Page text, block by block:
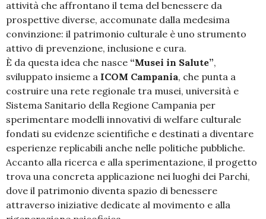
attività che affrontano il tema del benessere da
prospettive diverse, accomunate dalla medesima
convinzione: il patrimonio culturale è uno strumento
attivo di prevenzione, inclusione e cura.
È da questa idea che nasce “Musei in Salute”,
sviluppato insieme a ICOM Campania, che punta a
costruire una rete regionale tra musei, università e
Sistema Sanitario della Regione Campania per
sperimentare modelli innovativi di welfare culturale
fondati su evidenze scientifiche e destinati a diventare
esperienze replicabili anche nelle politiche pubbliche.
Accanto alla ricerca e alla sperimentazione, il progetto
trova una concreta applicazione nei luoghi dei Parchi,
dove il patrimonio diventa spazio di benessere
attraverso iniziative dedicate al movimento e alla